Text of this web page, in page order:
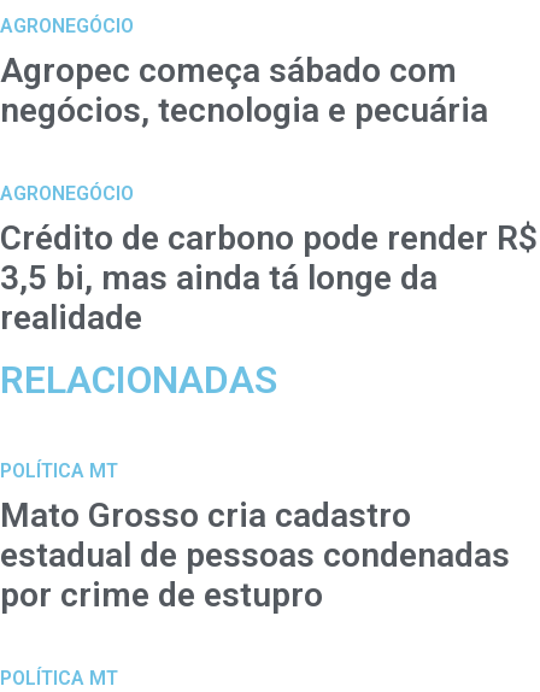
AGRONEGÓCIO
Agropec começa sábado com
negócios, tecnologia e pecuária
AGRONEGÓCIO
Crédito de carbono pode render R$
3,5 bi, mas ainda tá longe da
realidade
RELACIONADAS
POLÍTICA MT
Mato Grosso cria cadastro
estadual de pessoas condenadas
por crime de estupro
POLÍTICA MT